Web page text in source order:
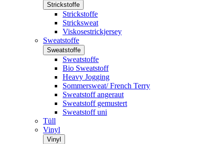
Strickstoffe
Strickstoffe
Stricksweat
Viskosestrickjersey
Sweatstoffe
Sweatstoffe
Sweatstoffe
Bio Sweatstoff
Heavy Jogging
Sommersweat/ French Terry
Sweatstoff angeraut
Sweatstoff gemustert
Sweatstoff uni
Tüll
Vinyl
Vinyl